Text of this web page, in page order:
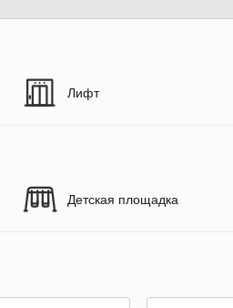
Лифт
Детская площадка